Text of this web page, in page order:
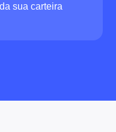
sua carteira